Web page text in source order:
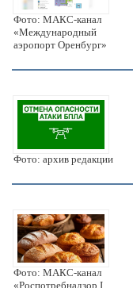
Фото: МАКС-канал
«Международный
аэропорт Оренбург»
Фото: архив редакции
Фото: МАКС-канал
«Роспотребнадзор I